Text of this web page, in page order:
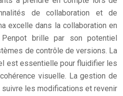
de collaboration et de
excelle dans la collaboration en
brille par son potentiel
de contrôle de versions. La
est essentielle pour fluidifier les
visuelle. La gestion de
les modifications et revenir